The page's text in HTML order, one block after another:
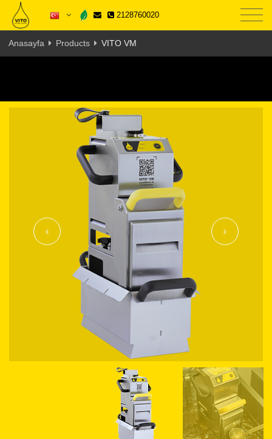
2128760020
Anasayfa Products VITO VM